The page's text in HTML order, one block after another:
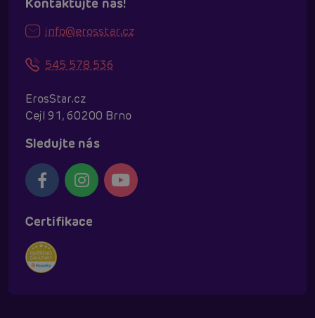
info@erosstar.cz
545 578 536
ErosStar.cz
Cejl 91, 60200 Brno
Sledujte nás
Certifikace